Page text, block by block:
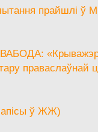
прайшлі ў
праваслаўнай
ў ЖЖ)